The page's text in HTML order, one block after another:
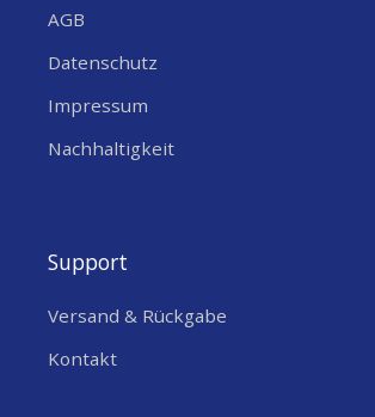
AGB
Datenschutz
Impressum
Nachhaltigkeit
Support
Versand & Rückgabe
Kontakt